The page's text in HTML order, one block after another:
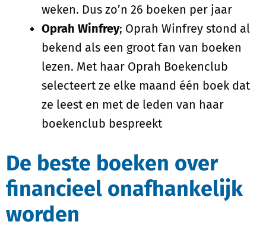
weken. Dus zo’n 26 boeken per jaar
Oprah Winfrey; Oprah Winfrey stond al
bekend als een groot fan van boeken
lezen. Met haar Oprah Boekenclub
selecteert ze elke maand één boek dat
ze leest en met de leden van haar
boekenclub bespreekt
De beste boeken over
financieel onafhankelijk
worden